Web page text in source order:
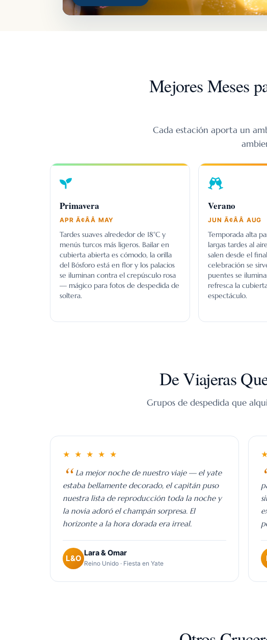
Mejores Meses
Cada estación aporta un
Primavera
APR Ã¢ÂÂ MAY
Tardes suaves alrededor de 18°C y
menús turcos más ligeros. Bailar en
cubierta abierta es cómodo, la orilla
del Bósforo está en flor y los palacios
se iluminan contra el crepúsculo rosa
— mágico para fotos de despedida de
soltera.
Verano
JUN Ã¢ÂÂ AUG
Temporada alta
largas tardes al
salen desde el
celebración se
puentes se
refresca la
espectáculo.
De Viajeras
Grupos de despedida que
★ ★ ★ ★ ★
La mejor noche de nuestro viaje — el yate
estaba bellamente decorado, el capitán puso
nuestra lista de reproducción toda la noche y
la novia adoró el champán sorpresa. El
horizonte a la hora dorada era irreal.
L&O
Lara & Omar
Reino Unido · Fiesta en Yate